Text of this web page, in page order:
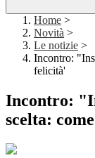
Home >
Novità >
Le notizie >
Incontro:
felicità'
Incontro:
scelta: